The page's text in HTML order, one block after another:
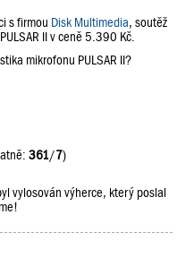
s firmou Disk Multimedia, soutěž
II v ceně 5.390 Kč.
mikrofonu PULSAR II?
361/7)
vylosován výherce, který poslal